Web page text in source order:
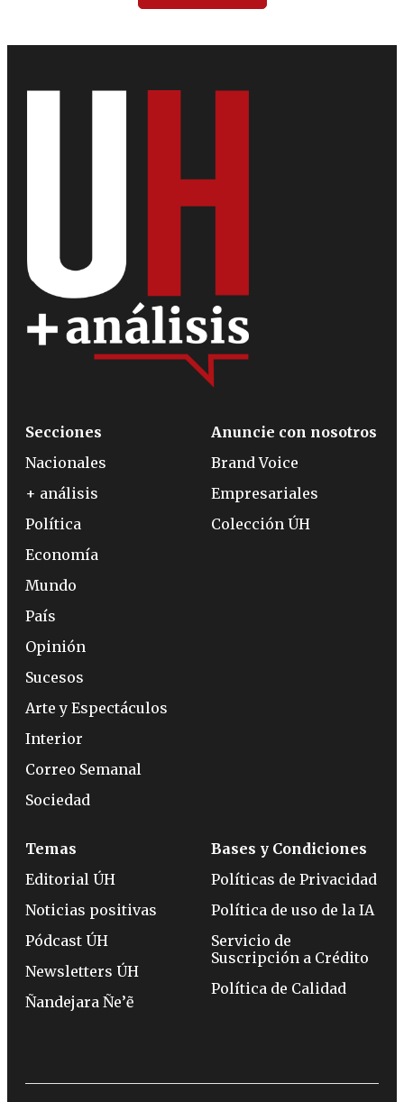
Secciones
Nacionales
+ análisis
Política
Economía
Mundo
País
Opinión
Sucesos
Arte y Espectáculos
Interior
Correo Semanal
Sociedad
Anuncie con nosotros
Brand Voice
Empresariales
Colección ÚH
Temas
Editorial ÚH
Noticias positivas
Pódcast ÚH
Newsletters ÚH
Ñandejara Ñe’ẽ
Bases y Condiciones
Políticas de Privacidad
Política de uso de la IA
Servicio de
Suscripción a Crédito
Política de Calidad